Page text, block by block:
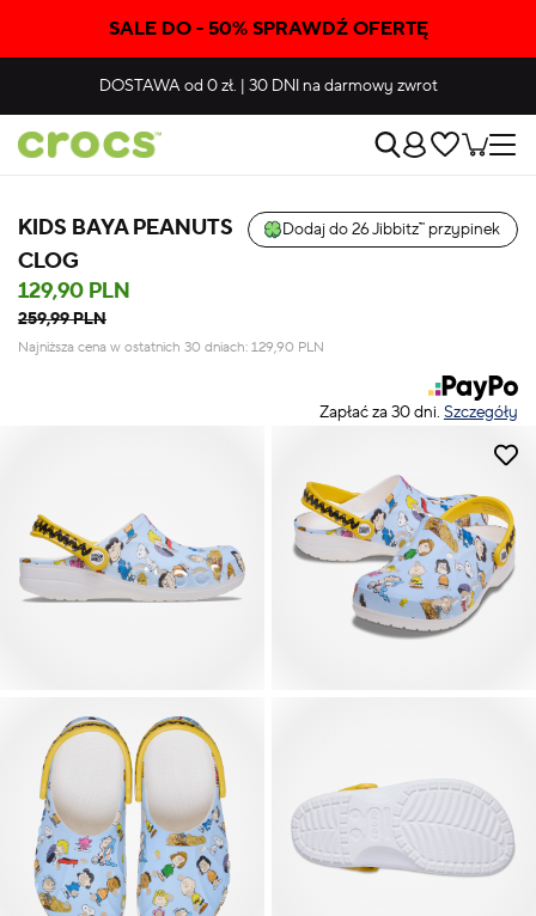
SALE DO - 50% SPRAWDŹ OFERTĘ
DOSTAWAod 0 zł. | 30 DNIna darmowy zwrot
KIDS BAYA PEANUTS
CLOG
Dodaj do 26 Jibbitz™ przypinek
129,90 PLN
259,99 PLN
Najniższa cena w ostatnich 30 dniach: 129,90 PLN
Zapłać za 30 dni. Szczegóły